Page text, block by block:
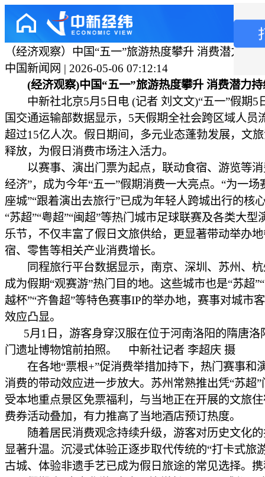
（经济观察）中国“五一”旅游热度攀升 消费潜力持
中国新闻网 | 2026-05-06 07:12:14
(经济观察)中国“五一”旅游热度攀升 消费潜力持
中新社北京5月5日电 (记者 刘文文)“五一”假期5
国交通运输部数据显示，5天假期全社会跨区域人员
超过15亿人次。假日期间，多元业态蓬勃发展，文
释放，为假日消费市场注入活力。
以赛事、演出门票为起点，联动食宿、游览等消
经济”，成为今年“五一”假期消费一大亮点。“为一场
座城”“跟着演出去旅行”已成为年轻人跨城出行的核
“苏超”“粤超”“闽超”等热门城市足球联赛及各类大型
乐节，不仅丰富了假日文旅供给，更显著带动举办
宿、零售等相关产业消费增长。
同程旅行平台数据显示，南京、深圳、苏州、杭
成为假期“观赛游”热门目的地。这些城市也是“苏超
越杯”“齐鲁超”等特色赛事IP的举办地，赛事对城市
效应凸显。
5月1日，游客身穿汉服在位于河南洛阳的隋唐洛
门遗址博物馆前拍照。 中新社记者 李超庆 摄
在各地“票根+”促消费举措加持下，热门赛事和
消费的带动效应进一步放大。苏州常熟推出凭“苏超”
受本地重点景区免票福利，与当地正在开展的文旅
费券活动叠加，有力推高了当地酒店预订热度。
随着居民消费观念持续升级，游客对历史文化的
显著升温。沉浸式体验正逐步取代传统的“打卡式旅
古城、体验非遗手艺已成为假日旅途的常见选择。